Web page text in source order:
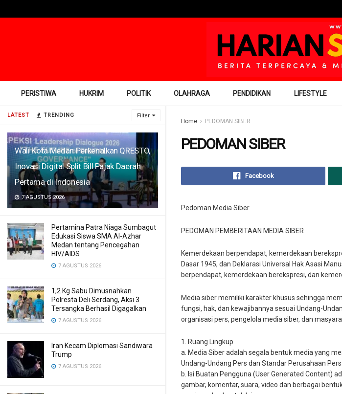
LATEST TRENDING Filter
Wali Kota Medan Perkenalkan QRESTO,
Inovasi Digital Split Bill Pajak Daerah
Pertama di Indonesia
7 AGUSTUS 2026
Pertamina Patra Niaga Sumbagut
Edukasi Siswa SMA Al-Azhar
Medan tentang Pencegahan
HIV/AIDS
7 AGUSTUS 2026
1,2 Kg Sabu Dimusnahkan
Polresta Deli Serdang, Aksi 3
Tersangka Berhasil Digagalkan
7 AGUSTUS 2026
Iran Kecam Diplomasi Sandiwara
Trump
7 AGUSTUS 2026
PERISTIWA HUKRIM POLITIK OLAHRAGA PENDIDIKAN LIFESTYLE
Home PEDOMAN SIBER
PEDOMAN SIBER
Facebook
Pedoman Media Siber
PEDOMAN PEMBERITAAN MEDIA SIBER
Kemerdekaan berpendapat, kemerdekaan
Dasar 1945, dan Deklarasi Universal Hak Asasi
berpendapat, kemerdekaan berekspresi, dan
Media siber memiliki karakter khusus sehingga
fungsi, hak, dan kewajibannya sesuai Undang-
organisasi pers, pengelola media siber, dan
1. Ruang Lingkup
a. Media Siber adalah segala bentuk media yang
Undang-Undang Pers dan Standar Perusahaan
b. Isi Buatan Pengguna (User Generated Content)
gambar, komentar, suara, video dan berbagai